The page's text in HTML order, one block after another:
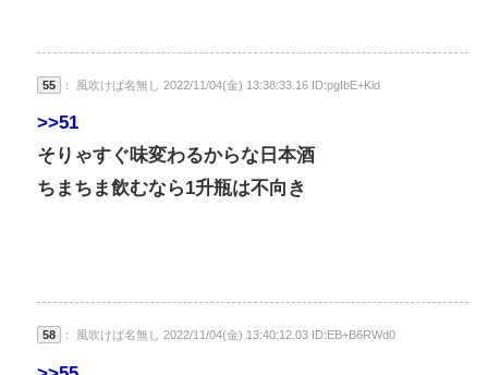
55 ： 風吹けば名無し 2022/11/04(金) 13:38:33.16 ID:pgIbE+Kid
>>51
そりゃすぐ味変わるからな日本酒
ちまちま飲むなら1升瓶は不向き
58 ： 風吹けば名無し 2022/11/04(金) 13:40:12.03 ID:EB+B6RWd0